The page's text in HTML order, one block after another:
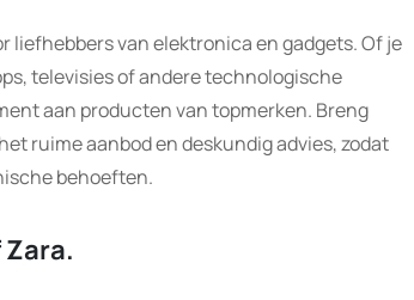
liefhebbers van elektronica en gadgets. Of je
televisies of andere technologische
aan producten van topmerken. Breng
ruime aanbod en deskundig advies, zodat
behoeften.